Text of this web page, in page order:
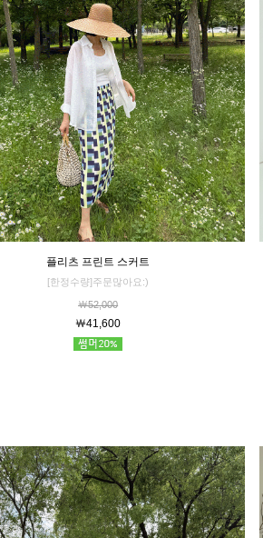
플리츠 프린트 스커트
[한정수량]주문많아요:)
￦52,000
￦41,600